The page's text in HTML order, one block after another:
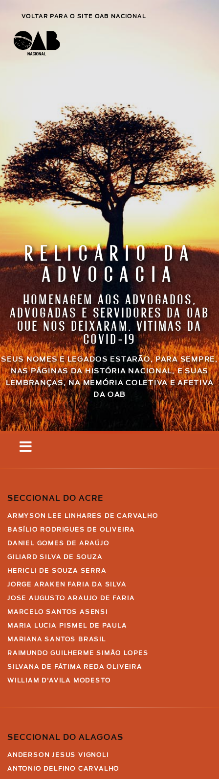
VOLTAR PARA O SITE OAB NACIONAL
RELICÁRIO DA
ADVOCACIA
HOMENAGEM AOS ADVOGADOS,
ADVOGADAS E SERVIDORES DA OAB
QUE NOS DEIXARAM, VÍTIMAS DA
COVID-19
SEUS NOMES E LEGADOS ESTARÃO, PARA SEMPRE,
NAS PÁGINAS DA HISTÓRIA NACIONAL, E SUAS
LEMBRANÇAS, NA MEMÓRIA COLETIVA E AFETIVA
DA OAB
SECCIONAL DO ACRE
ARMYSON LEE LINHARES DE CARVALHO
BASÍLIO RODRIGUES DE OLIVEIRA
DANIEL GOMES DE ARAÚJO
GILIARD SILVA DE SOUZA
HERICLI DE SOUZA SERRA
JORGE ARAKEN FARIA DA SILVA
JOSE AUGUSTO ARAUJO DE FARIA
MARCELO SANTOS ASENSI
MARIA LUCIA PISMEL DE PAULA
MARIANA SANTOS BRASIL
RAIMUNDO GUILHERME SIMÃO LOPES
SILVANA DE FÁTIMA REDA OLIVEIRA
WILLIAM D'AVILA MODESTO
SECCIONAL DO ALAGOAS
ANDERSON JESUS VIGNOLI
ANTONIO DELFINO CARVALHO